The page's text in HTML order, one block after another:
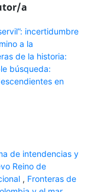
a
incertidumbre
a la
de la historia:
búsqueda:
en
de intendencias y
Reino de
, Fronteras de